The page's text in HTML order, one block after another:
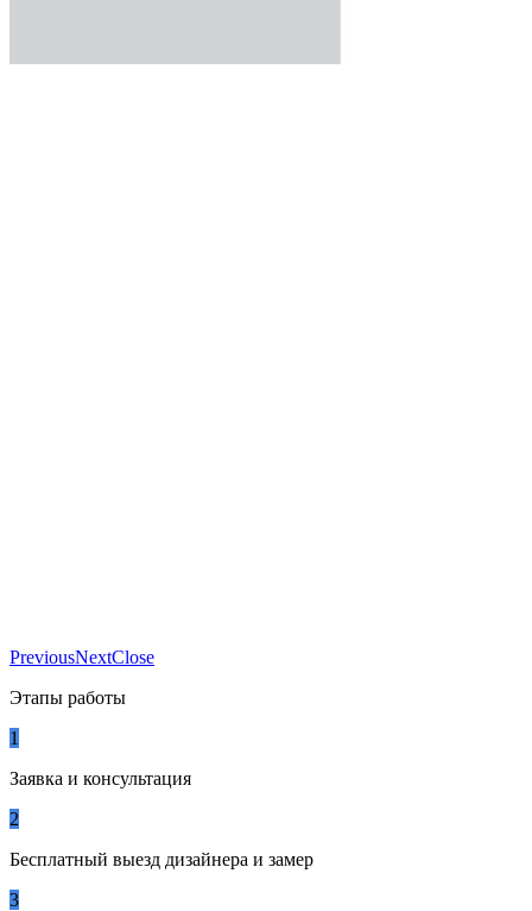
PreviousNextClose
Этапы работы
1
Заявка и консультация
2
Бесплатный выезд дизайнера и замер
3